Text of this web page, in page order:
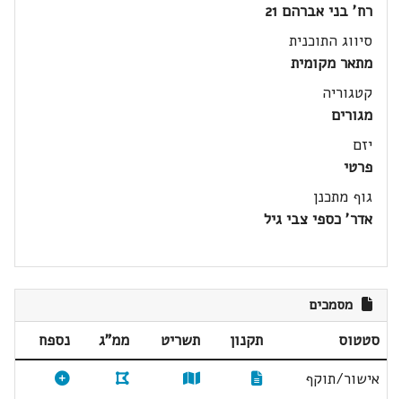
רח' בני אברהם 21
סיווג התוכנית
מתאר מקומית
קטגוריה
מגורים
יזם
פרטי
גוף מתכנן
אדר' כספי צבי גיל
מסמכים
סטטוס תקנון תשריט ממ"ג
נספח
אישור/תוקף